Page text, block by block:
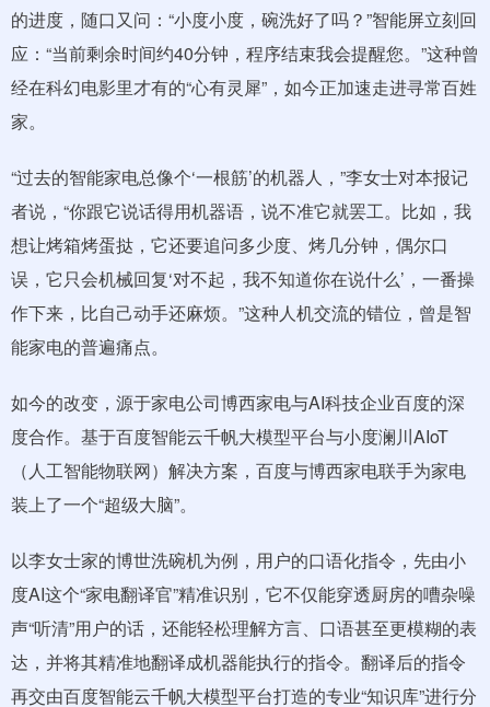
的进度，随口又问：“小度小度，碗洗好了吗？”智能屏立刻回
应：“当前剩余时间约40分钟，程序结束我会提醒您。”这种曾
经在科幻电影里才有的“心有灵犀”，如今正加速走进寻常百姓
家。
“过去的智能家电总像个‘一根筋’的机器人，”李女士对本报记
者说，“你跟它说话得用机器语，说不准它就罢工。比如，我
想让烤箱烤蛋挞，它还要追问多少度、烤几分钟，偶尔口
误，它只会机械回复‘对不起，我不知道你在说什么’，一番操
作下来，比自己动手还麻烦。”这种人机交流的错位，曾是智
能家电的普遍痛点。
如今的改变，源于家电公司博西家电与AI科技企业百度的深
度合作。基于百度智能云千帆大模型平台与小度澜川AIoT
（人工智能物联网）解决方案，百度与博西家电联手为家电
装上了一个“超级大脑”。
以李女士家的博世洗碗机为例，用户的口语化指令，先由小
度AI这个“家电翻译官”精准识别，它不仅能穿透厨房的嘈杂噪
声“听清”用户的话，还能轻松理解方言、口语甚至更模糊的表
达，并将其精准地翻译成机器能执行的指令。翻译后的指令
再交由百度智能云千帆大模型平台打造的专业“知识库”进行分